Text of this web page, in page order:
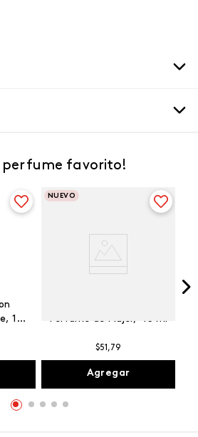
perfume favorito!
100
NUEVO
Perfume de Mujer, 45 ml
$51 ,79
Agregar